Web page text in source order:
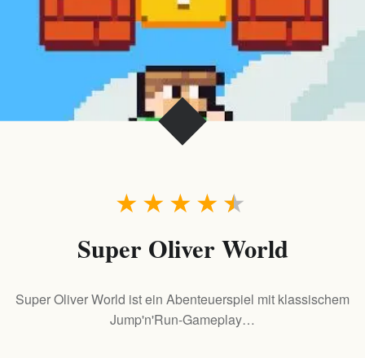
★
★
★
★
★
Super Oliver World
Super Oliver World ist ein Abenteuerspiel mit klassischem
Jump'n'Run-Gameplay…